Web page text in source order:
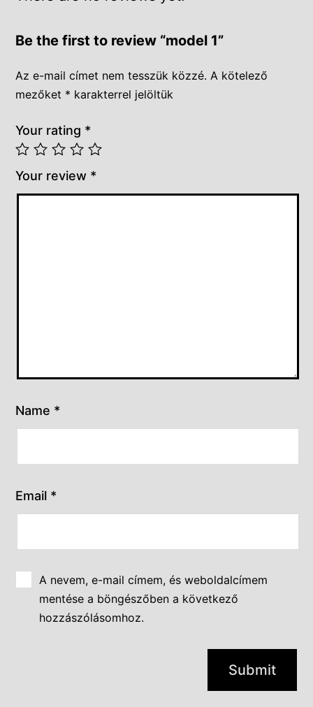
Be the first to review “model 1”
Az e-mail címet nem tesszük közzé. A kötelező
mezőket * karakterrel jelöltük
Your rating *
Your review *
Name *
Email *
A nevem, e-mail címem, és weboldalcímem
mentése a böngészőben a következő
hozzászólásomhoz.